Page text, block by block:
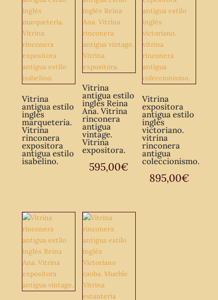
Vitrina
antigua estilo
inglés
marquetería.
Vitrina
rinconera
expositora
antigua estilo
isabelino.
Vitrina
antigua estilo
inglés Reina
Ana. Vitrina
rinconera
antigua
vintage.
Vitrina
expositora.
595,00€
Vitrina
expositora
antigua estilo
inglés
victoriano.
vitrina
rinconera
antigua
coleccionismo.
895,00€